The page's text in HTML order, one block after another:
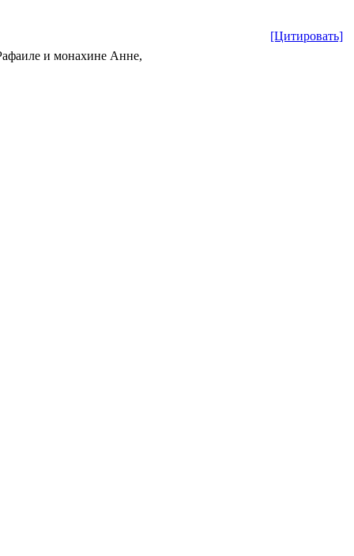
[Цитировать]
и монахине Анне,